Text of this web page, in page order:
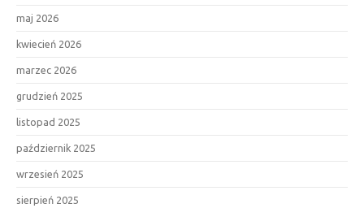
maj 2026
kwiecień 2026
marzec 2026
grudzień 2025
listopad 2025
październik 2025
wrzesień 2025
sierpień 2025